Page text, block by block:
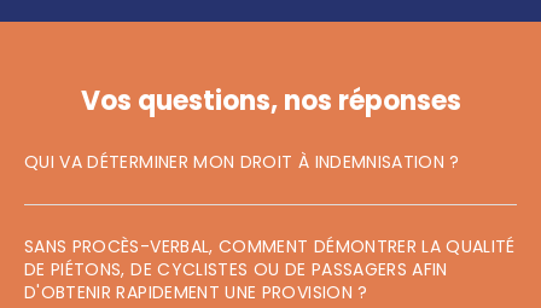
Vos questions, nos réponses
QUI VA DÉTERMINER MON DROIT À INDEMNISATION ?
SANS PROCÈS-VERBAL, COMMENT DÉMONTRER LA QUALITÉ
DE PIÉTONS, DE CYCLISTES OU DE PASSAGERS AFIN
D'OBTENIR RAPIDEMENT UNE PROVISION ?